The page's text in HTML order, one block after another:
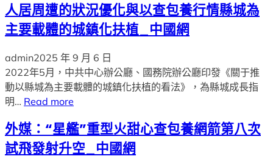
人居周遭的狀況優化與以查包養行情縣城為
主要載體的城鎮化扶植_中國網
admin2025 年 9 月 6 日
2022年5月，中共中心辦公廳、國務院辦公廳印發《關于推
動以縣城為主要載體的城鎮化扶植的看法》，為縣城成長指
明… Read more
外媒：“星艦”重型火甜心查包養網箭第八次
試飛發射升空_中國網